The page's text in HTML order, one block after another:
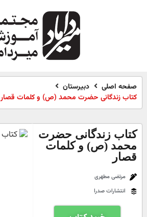
صفحه اصلی
دبیرستان
کتاب زندگانی حضرت محمد (ص) و کلمات قصار
کتاب زندگانی حضرت
محمد (ص) و کلمات
قصار
مرتضی مطهری
انتشارات صدرا